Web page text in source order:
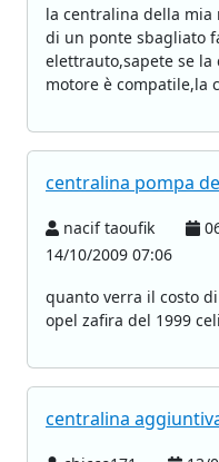
la centralina della mia
di un ponte sbagliato
elettrauto,sapete se la
motore è compatile,la
centralina pompa
nacif taoufik
14/10/2009 07:06
quanto verra il costo
opel zafira del 1999
centralina